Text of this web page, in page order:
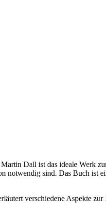
Dall ist das ideale Werk
sind. Das Buch ist
verschiedene Aspekte